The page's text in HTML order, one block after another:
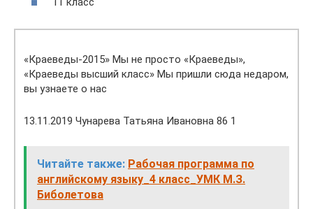
«Краеведы-2015» Мы не просто «Краеведы»,
«Краеведы высший класс» Мы пришли сюда недаром,
вы узнаете о нас
13.11.2019 Чунарева Татьяна Ивановна 86 1
Читайте также: Рабочая программа по
английскому языку_4 класс_УМК М.З.
Биболетова